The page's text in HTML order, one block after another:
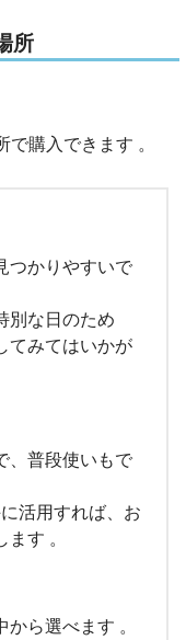
所
購入できます 。
つかりやすいで
別な日のため
てみてはいかが
、普段使いもで
活用すれば、お
す 。
ら選べます 。